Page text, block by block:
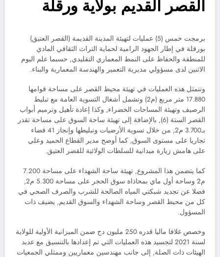
القصر القديم بولاية ورقلة
برمجت خمس (5) عمليات لتهيئة المدينة القديمة (القصر العتيق)
بورقلة في إطار الجهود الرامية لحماية التراث الثقافي المادي
للمنطقة والحفاظ على النمط المعماري التقليدي, حسبما علم اليوم
الاثنين لدى مسؤولي مديرية التعمير والهندسة المعمارية والبناء.
وتتمثل هذه العمليات في تهيئة محيط القصر على مساحة قوامها
17.880 متر مربع (م2) وتشمل أشغال التسوية العامة مع تبليط
الرصيف وتهيئة المساحات الخضراء, وكذا إعادة تأهيل وترميم أبواب
القصر الستة (6), بالإضافة إلى تهيئة ساحة السوق على مساحة تقدر
بـ3.700 م2, من خلال تسوية الأرضيات وتبليطها وإنجاز 41 فضاء
تجاريا على مستوى السوق, كما أوضح مدير القطاع الحميد وعلي
على هامش زيارة ميدانية للسلطات الولائية للقصر العتيق.
كما يتضمن هذا المشروع, تهيئة ساحة الشهداء على مساحة 7.200
م2 وساحة أول ماي بمحاذاة سوق الحجر على مساحة 5.300 م2,
فضلا عن تجديد شبكتي المياه الصالحة للشرب والصرف الصحي في
كل من محيط القصر وساحة الشهداء والسوق القديم, يضيف ذات
المسؤول.
وخصص غلافا ماليا قدره 250 مليون دج ضمن الميزانية الأولية للولاية
لسنة 2021 لتجسيد هذه العمليات التي تم إعدادها بالتنسيق مع عديد
الهيئات ذات الصلة, إلى جانب مهندسين معماريين وممثلي الجمعيات